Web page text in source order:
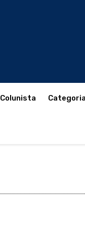
Colunista